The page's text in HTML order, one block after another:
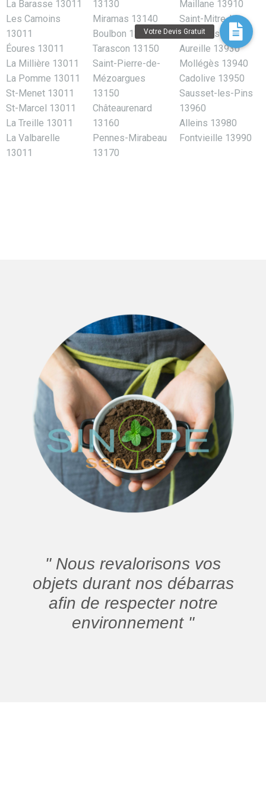
La Barasse 13011
Les Camoins
13011
Éoures 13011
La Millière 13011
La Pomme 13011
St-Menet 13011
St-Marcel 13011
La Treille 13011
La Valbarelle
13011
13130
Miramas 13140
Boulbon 13150
Tarascon 13150
Saint-Pierre-de-
Mézoargues
13150
Châteaurenard
13160
Pennes-Mirabeau
13170
Maillane 13910
Saint-Mitre-les-
Remparts 13920
Aureille 13930
Mollégès 13940
Cadolive 13950
Sausset-les-Pins
13960
Alleins 13980
Fontvieille 13990
" Nous revalorisons vos
objets durant nos débarras
afin de respecter notre
environnement "